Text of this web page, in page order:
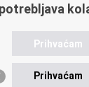
poslova
Prihvaćam
Prihvaćam